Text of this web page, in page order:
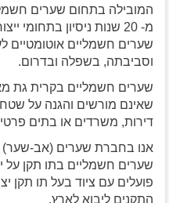
המובילה בתחום שערים
מ- 20 שנות ניסיון בתחומי
שערים חשמליים אוטומטיים
וסביבתה, בשפלה ובדרום.
שערים חשמליים בקרית גת
שאינם מורשים והגנה על
דירות, משרדים או בתים
אנו בחברת שערים (אב-שער)
שערים חשמליים בתו תקן על
פועלים עם ציוד בעל תו תקן
התקנים ליבוא לארץ.